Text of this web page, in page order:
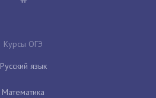
Курсы ОГЭ
Русский язык
Математика